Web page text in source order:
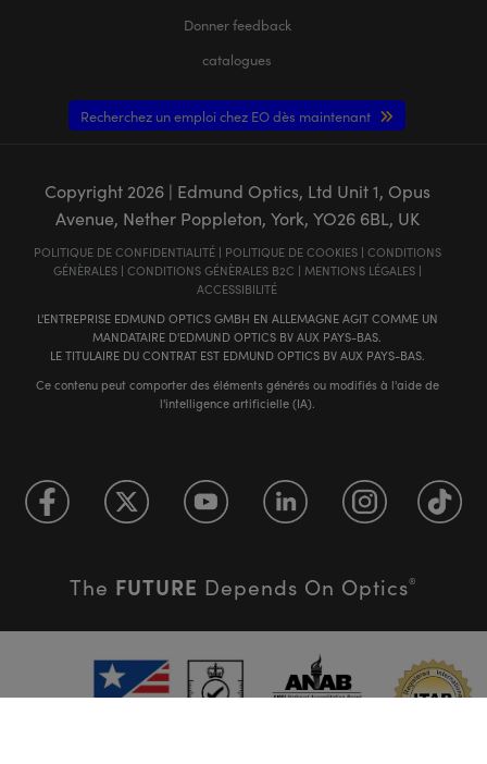
Donner feedback
catalogues
Recherchez un emploi chez EO dès maintenant
Copyright 2026| Edmund Optics, Ltd Unit 1, Opus
Avenue, Nether Poppleton, York, YO26 6BL, UK
POLITIQUE DE CONFIDENTIALITÉ| POLITIQUE DE COOKIES| CONDITIONS
GÉNÈRALES| CONDITIONS GÉNÈRALES B2C | MENTIONS LÉGALES|
ACCESSIBILITÉ
L'ENTREPRISE EDMUND OPTICS GMBH EN ALLEMAGNE AGIT COMME UN
MANDATAIRE D'EDMUND OPTICS BV AUX PAYS-BAS.
LE TITULAIRE DU CONTRAT EST EDMUND OPTICS BV AUX PAYS-BAS.
Ce contenu peut comporter des éléments générés ou modifiés à l'aide de
l'intelligence artificielle (IA).
The FUTURE Depends On Optics®